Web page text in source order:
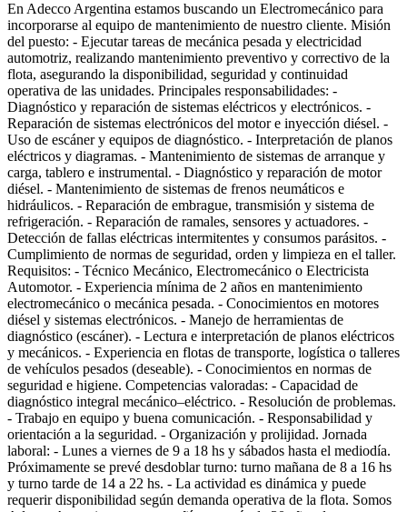
En Adecco Argentina estamos buscando un Electromecánico para
incorporarse al equipo de mantenimiento de nuestro cliente. Misión
del puesto: - Ejecutar tareas de mecánica pesada y electricidad
automotriz, realizando mantenimiento preventivo y correctivo de la
flota, asegurando la disponibilidad, seguridad y continuidad
operativa de las unidades. Principales responsabilidades: -
Diagnóstico y reparación de sistemas eléctricos y electrónicos. -
Reparación de sistemas electrónicos del motor e inyección diésel. -
Uso de escáner y equipos de diagnóstico. - Interpretación de planos
eléctricos y diagramas. - Mantenimiento de sistemas de arranque y
carga, tablero e instrumental. - Diagnóstico y reparación de motor
diésel. - Mantenimiento de sistemas de frenos neumáticos e
hidráulicos. - Reparación de embrague, transmisión y sistema de
refrigeración. - Reparación de ramales, sensores y actuadores. -
Detección de fallas eléctricas intermitentes y consumos parásitos. -
Cumplimiento de normas de seguridad, orden y limpieza en el taller.
Requisitos: - Técnico Mecánico, Electromecánico o Electricista
Automotor. - Experiencia mínima de 2 años en mantenimiento
electromecánico o mecánica pesada. - Conocimientos en motores
diésel y sistemas electrónicos. - Manejo de herramientas de
diagnóstico (escáner). - Lectura e interpretación de planos eléctricos
y mecánicos. - Experiencia en flotas de transporte, logística o talleres
de vehículos pesados (deseable). - Conocimientos en normas de
seguridad e higiene. Competencias valoradas: - Capacidad de
diagnóstico integral mecánico–eléctrico. - Resolución de problemas.
- Trabajo en equipo y buena comunicación. - Responsabilidad y
orientación a la seguridad. - Organización y prolijidad. Jornada
laboral: - Lunes a viernes de 9 a 18 hs y sábados hasta el mediodía.
Próximamente se prevé desdoblar turno: turno mañana de 8 a 16 hs
y turno tarde de 14 a 22 hs. - La actividad es dinámica y puede
requerir disponibilidad según demanda operativa de la flota. Somos